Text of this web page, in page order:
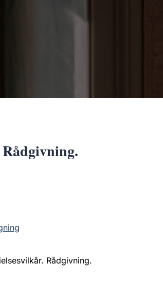
Rådgivning.